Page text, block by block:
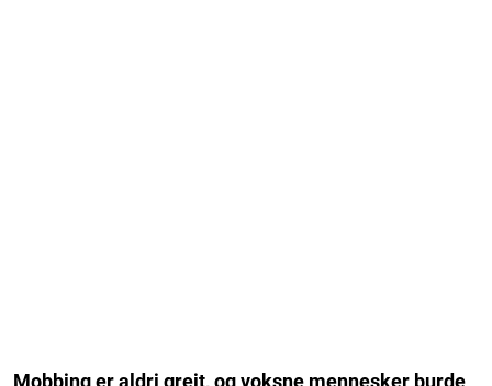
Mobbing er aldri greit, og voksne mennesker burde